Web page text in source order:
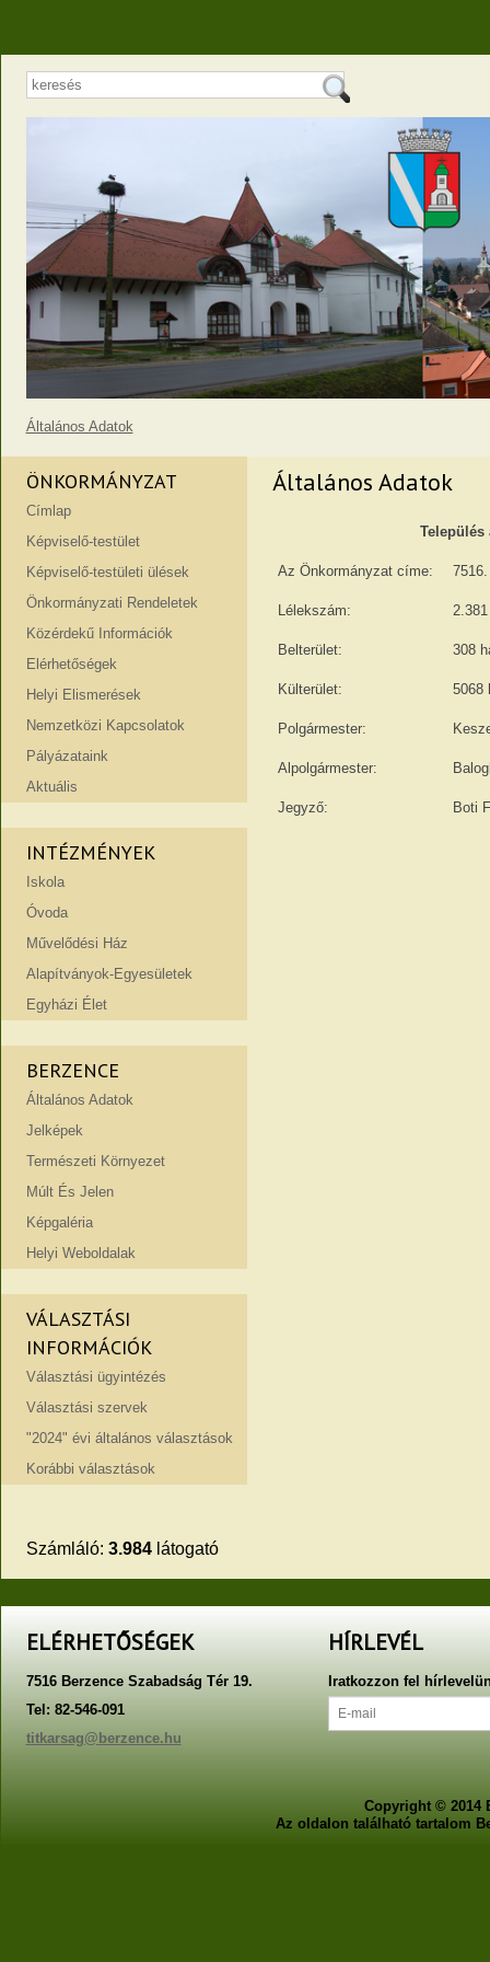
Általános Adatok
ÖNKORMÁNYZAT
Címlap
Képviselő-testület
Képviselő-testületi ülések
Önkormányzati Rendeletek
Közérdekű Információk
Elérhetőségek
Helyi Elismerések
Nemzetközi Kapcsolatok
Pályázataink
Aktuális
INTÉZMÉNYEK
Iskola
Óvoda
Művelődési Ház
Alapítványok-Egyesületek
Egyházi Élet
BERZENCE
Általános Adatok
Jelképek
Természeti Környezet
Múlt És Jelen
Képgaléria
Helyi Weboldalak
VÁLASZTÁSI
INFORMÁCIÓK
Választási ügyintézés
Választási szervek
"2024" évi általános választások
Korábbi választások
Általános Adatok
Település
Az Önkormányzat címe:
Lélekszám:
Belterület: 308
Külterület: 5068
Polgármester:
Alpolgármester:
Jegyző: Boti
Számláló: 3.984látogató
ELÉRHETŐSÉGEK
7516 Berzence Szabadság Tér 19.
Tel: 82-546-091
titkarsag@berzence.hu
HÍRLEVÉL
Iratkozzon fel
Copyright © 2014
Az oldalon található tartalom